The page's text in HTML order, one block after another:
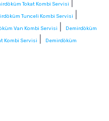
Tokat Kombi Servisi
Tunceli Kombi Servisi
Van Kombi Servisi
Demirdöküm
Kombi Servisi
Demirdöküm